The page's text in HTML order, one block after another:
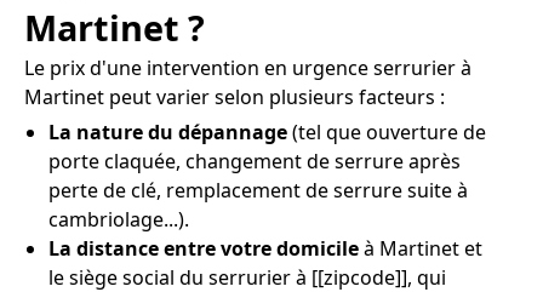
Martinet ?
Le prix d'une intervention en urgence serrurier à
Martinet peut varier selon plusieurs facteurs :
La nature du dépannage(tel que ouverture de
porte claquée, changement de serrure après
perte de clé, remplacement de serrure suite à
cambriolage...).
La distance entre votre domicileà Martinet et
le siège social du serrurier à [[zipcode]], qui